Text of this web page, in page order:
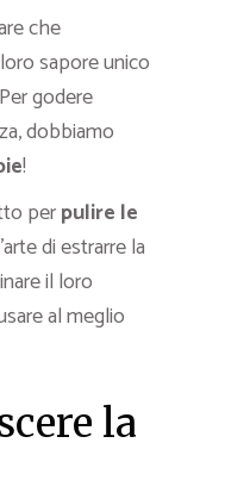
che
sapore unico
godere
dobbiamo
!
perpulire le
di estrarre la
il loro
al meglio
la